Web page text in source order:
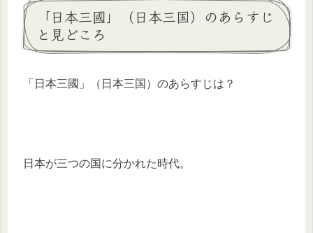
「日本三國」（日本三国）のあらすじ
と見どころ
「日本三國」（日本三国）のあらすじは？
日本が三つの国に分かれた時代。